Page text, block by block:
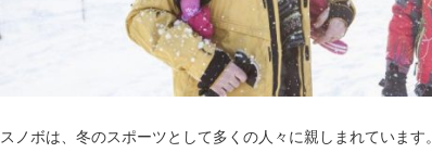
スノボは、冬のスポーツとして多くの人々に親しまれています。